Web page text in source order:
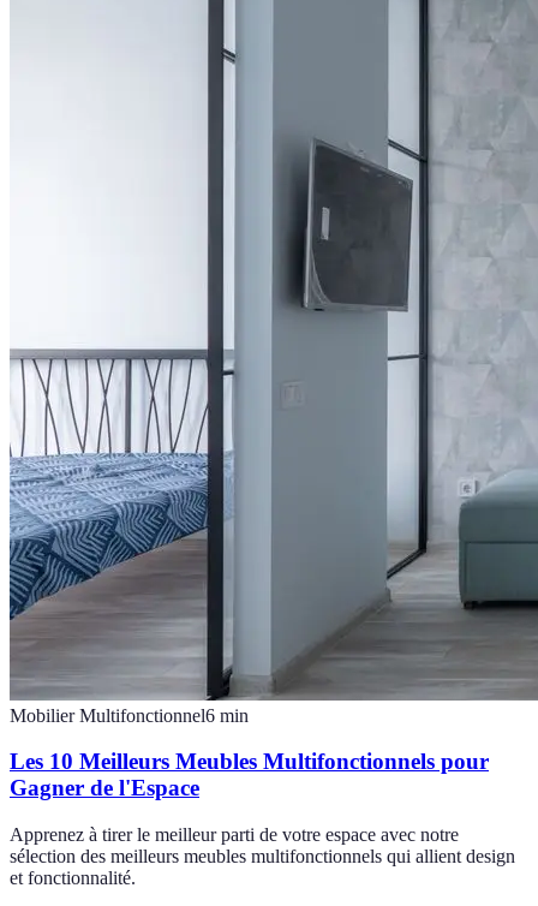
Mobilier Multifonctionnel6 min
Les 10 Meilleurs Meubles Multifonctionnels pour
Gagner de l'Espace
Apprenez à tirer le meilleur parti de votre espace avec notre
sélection des meilleurs meubles multifonctionnels qui allient design
et fonctionnalité.